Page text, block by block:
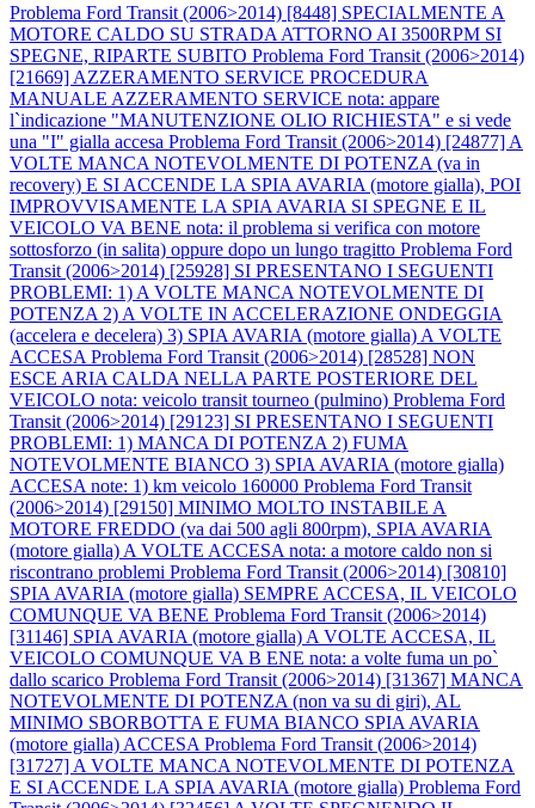
Problema Ford Transit (2006>2014) [8448] SPECIALMENTE A
MOTORE CALDO SU STRADA ATTORNO AI 3500RPM SI
SPEGNE, RIPARTE SUBITO Problema Ford Transit (2006>2014)
[21669] AZZERAMENTO SERVICE PROCEDURA
MANUALE AZZERAMENTO SERVICE nota: appare
l`indicazione "MANUTENZIONE OLIO RICHIESTA" e si vede
una "I" gialla accesa Problema Ford Transit (2006>2014) [24877] A
VOLTE MANCA NOTEVOLMENTE DI POTENZA (va in
recovery) E SI ACCENDE LA SPIA AVARIA (motore gialla), POI
IMPROVVISAMENTE LA SPIA AVARIA SI SPEGNE E IL
VEICOLO VA BENE nota: il problema si verifica con motore
sottosforzo (in salita) oppure dopo un lungo tragitto Problema Ford
Transit (2006>2014) [25928] SI PRESENTANO I SEGUENTI
PROBLEMI: 1) A VOLTE MANCA NOTEVOLMENTE DI
POTENZA 2) A VOLTE IN ACCELERAZIONE ONDEGGIA
(accelera e decelera) 3) SPIA AVARIA (motore gialla) A VOLTE
ACCESA Problema Ford Transit (2006>2014) [28528] NON
ESCE ARIA CALDA NELLA PARTE POSTERIORE DEL
VEICOLO nota: veicolo transit tourneo (pulmino) Problema Ford
Transit (2006>2014) [29123] SI PRESENTANO I SEGUENTI
PROBLEMI: 1) MANCA DI POTENZA 2) FUMA
NOTEVOLMENTE BIANCO 3) SPIA AVARIA (motore gialla)
ACCESA note: 1) km veicolo 160000 Problema Ford Transit
(2006>2014) [29150] MINIMO MOLTO INSTABILE A
MOTORE FREDDO (va dai 500 agli 800rpm), SPIA AVARIA
(motore gialla) A VOLTE ACCESA nota: a motore caldo non si
riscontrano problemi Problema Ford Transit (2006>2014) [30810]
SPIA AVARIA (motore gialla) SEMPRE ACCESA, IL VEICOLO
COMUNQUE VA BENE Problema Ford Transit (2006>2014)
[31146] SPIA AVARIA (motore gialla) A VOLTE ACCESA, IL
VEICOLO COMUNQUE VA B ENE nota: a volte fuma un po`
dallo scarico Problema Ford Transit (2006>2014) [31367] MANCA
NOTEVOLMENTE DI POTENZA (non va su di giri), AL
MINIMO SBORBOTTA E FUMA BIANCO SPIA AVARIA
(motore gialla) ACCESA Problema Ford Transit (2006>2014)
[31727] A VOLTE MANCA NOTEVOLMENTE DI POTENZA
E SI ACCENDE LA SPIA AVARIA (motore gialla) Problema Ford